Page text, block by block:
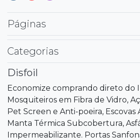
Páginas
Categorias
Disfoil
Economize comprando direto do
Mosquiteiros em Fibra de Vidro,
Pet Screen e Anti-poeira, Escovas
Manta Térmica Subcobertura,
Impermeabilizante. Portas